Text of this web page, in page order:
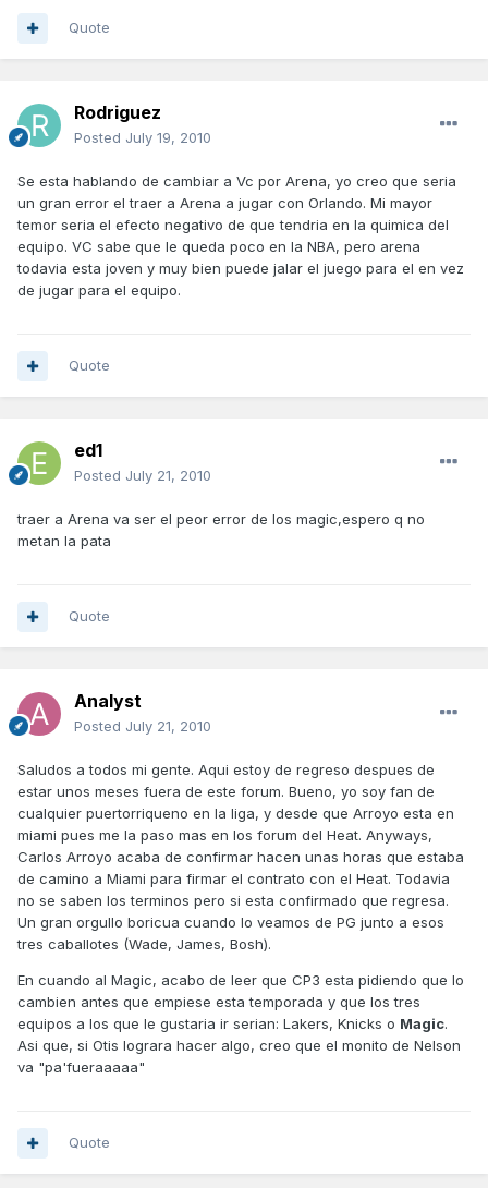
Quote
Rodriguez
Posted July 19, 2010
Se esta hablando de cambiar a Vc por Arena, yo creo que seria
un gran error el traer a Arena a jugar con Orlando. Mi mayor
temor seria el efecto negativo de que tendria en la quimica del
equipo. VC sabe que le queda poco en la NBA, pero arena
todavia esta joven y muy bien puede jalar el juego para el en vez
de jugar para el equipo.
Quote
ed1
Posted July 21, 2010
traer a Arena va ser el peor error de los magic,espero q no
metan la pata
Quote
Analyst
Posted July 21, 2010
Saludos a todos mi gente. Aqui estoy de regreso despues de
estar unos meses fuera de este forum. Bueno, yo soy fan de
cualquier puertorriqueno en la liga, y desde que Arroyo esta en
miami pues me la paso mas en los forum del Heat. Anyways,
Carlos Arroyo acaba de confirmar hacen unas horas que estaba
de camino a Miami para firmar el contrato con el Heat. Todavia
no se saben los terminos pero si esta confirmado que regresa.
Un gran orgullo boricua cuando lo veamos de PG junto a esos
tres caballotes (Wade, James, Bosh).
En cuando al Magic, acabo de leer que CP3 esta pidiendo que lo
cambien antes que empiese esta temporada y que los tres
equipos a los que le gustaria ir serian: Lakers, Knicks o Magic.
Asi que, si Otis lograra hacer algo, creo que el monito de Nelson
va "pa'fueraaaaa"
Quote